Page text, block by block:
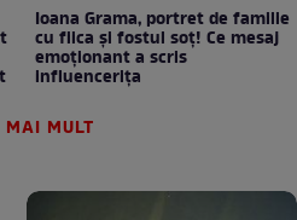
Ioana Grama, portret de familie
cu fiica și fostul soț! Ce mesaj
emoționant a scris
influencerița
MULT